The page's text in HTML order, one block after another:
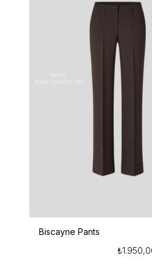
Biscayne Pants
₺